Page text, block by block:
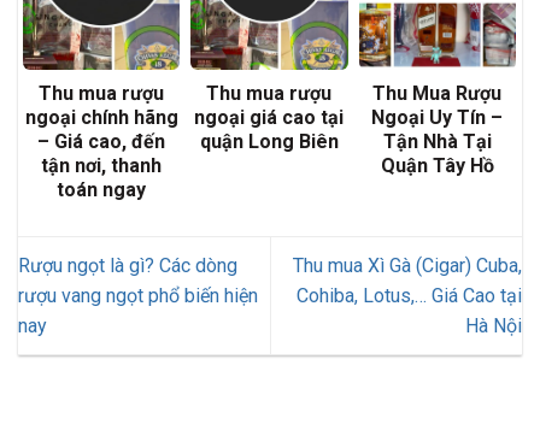
Thu mua rượu
ngoại chính hãng
– Giá cao, đến
tận nơi, thanh
toán ngay
Thu mua rượu
ngoại giá cao tại
quận Long Biên
Thu Mua Rượu
Ngoại Uy Tín –
Tận Nhà Tại
Quận Tây Hồ
Rượu ngọt là gì? Các dòng
rượu vang ngọt phổ biến hiện
nay
Thu mua Xì Gà (Cigar) Cuba,
Cohiba, Lotus,… Giá Cao tại
Hà Nội